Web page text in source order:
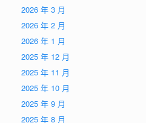
2026 年 3 月
2026 年 2 月
2026 年 1 月
2025 年 12 月
2025 年 11 月
2025 年 10 月
2025 年 9 月
2025 年 8 月